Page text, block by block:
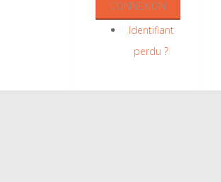
Identifiant
perdu ?